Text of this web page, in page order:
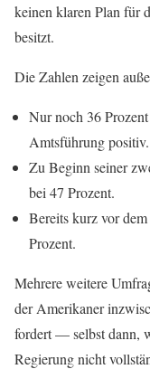
keinen klaren Plan für
besitzt.
Die Zahlen zeigen
Nur noch 36
Amtsführung positiv.
Zu Beginn seiner
bei 47 Prozent.
Bereits kurz vor
Prozent.
Mehrere weitere
der Amerikaner
fordert — selbst dann,
Regierung nicht